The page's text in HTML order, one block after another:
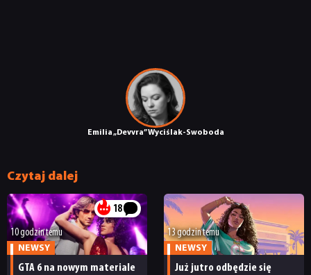
Emilia „Devvra” Wyciślak-Swoboda
Czytaj dalej
18
10 godzin temu
NEWSY
GTA 6 na nowym materiale
13 godzin temu
NEWSY
Już jutro odbędzie się